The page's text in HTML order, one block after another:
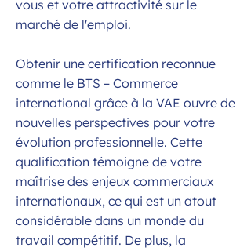
vous et votre attractivité sur le
marché de l'emploi.
Obtenir une certification reconnue
comme le BTS – Commerce
international grâce à la VAE ouvre de
nouvelles perspectives pour votre
évolution professionnelle. Cette
qualification témoigne de votre
maîtrise des enjeux commerciaux
internationaux, ce qui est un atout
considérable dans un monde du
travail compétitif. De plus, la